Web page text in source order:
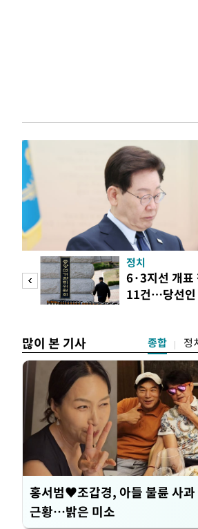
정치
6·3지선 개표
11건…당선인
많이 본 기사 종합 정
홍서범♥조갑경, 아들 불륜 사과
근황…밝은 미소